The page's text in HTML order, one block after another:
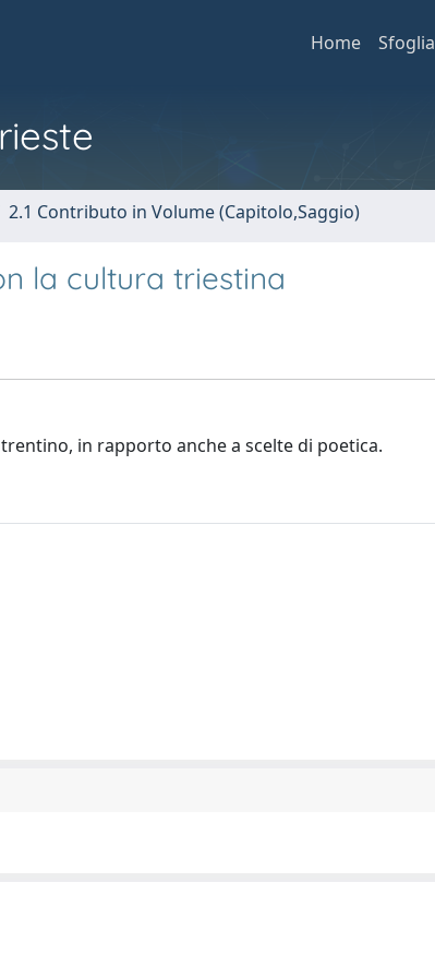
Home Sfoglia
2.1 Contributo in Volume (Capitolo,Saggio)
la cultura triestina
in rapporto anche a scelte di poetica.